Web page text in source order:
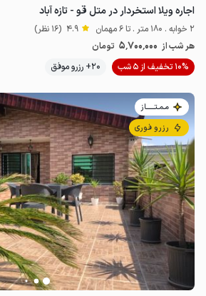
اجاره ویلا استخردار در متل قو - تازه آباد
2 خوابه . 180 متر . تا 6 مهمان 4.9 (16 نظر)
هر شب از 5٬700٬000 تومان
10% تخفیف از 5 شب
20+ رزرو موفق
مـمـتــــــاز
رزرو فوری